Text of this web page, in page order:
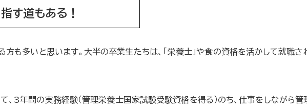
す道もある！
も多いと思います。大半の卒業生たちは、「栄養士」や食の資格を活かして就職
、3年間の実務経験（管理栄養士国家試験受験資格を得る）のち、仕事をしながら